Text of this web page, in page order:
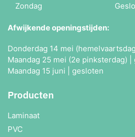
Zondag
Afwijkende openingstijden:
Donderdag 14 mei
Maandag 25 mei (2e pinksterdag) |
Maandag 15 juni | gesloten
Producten
Laminaat
PVC